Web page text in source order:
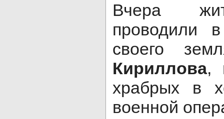
Вчера
проводили
своего
Кириллова,
храбрых в
военной